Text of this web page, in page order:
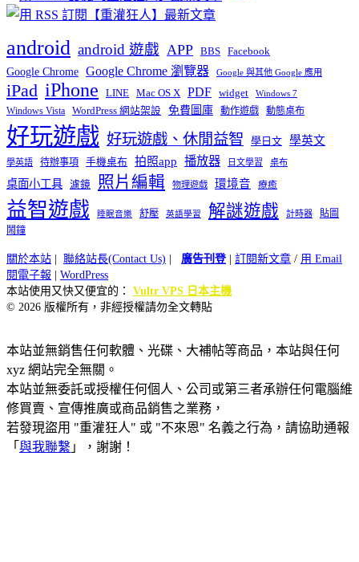
android android 遊戲 APP BBS Facebook
Google Chrome Google Chrome 瀏覽器 Google 與其他 Google 應用
iPad iPhone LINE Mac OS X PDF widget Windows 7
Windows Vista WordPress 網站架設 免費圖庫 動作遊戲 動態桌布
好玩遊戲 好玩遊戲、休閒益智 學日文 學英文
學英語 待辦事項 手機桌布 拍照app 播放器 日文學習 桌布
桌面小工具 濾鏡 照片編輯 物理遊戲 環境音 療癒
益智遊戲 睡眠音樂 舒壓 英語學習 解謎遊戲 計時器
貼圖
鬧鐘
關於本站 聯絡站長(Contact Us) 廣告刊登| 訂閱新文章 / 用 Email
閱電子報
WordPress
本站使用又快又便宜的： Vultr VPS 日本主機
© 2026 版權所有，非經授權請勿全文轉貼
本站並無銷售任何軟體、光碟、大補帖等商品，本站與任何
xyz 網站完全無關。
本站並無委託或授權任何個人、公司或第三者承辦任何電腦維
修買賣、宣傳推廣或商品銷售之業務，
若發現盜用 "重灌狂人" 或 "不來恩" 名義之行為，請協助通報
「 與我聯繫 」，謝謝！